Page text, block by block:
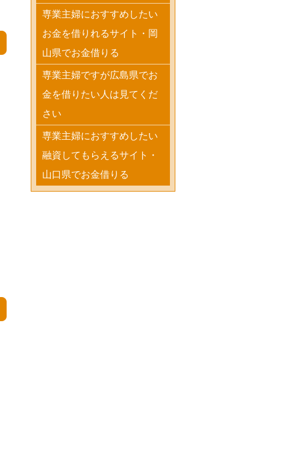
専業主婦におすすめしたい
お金を借りれるサイト・岡
山県でお金借りる
専業主婦ですが広島県でお
金を借りたい人は見てくだ
さい
専業主婦におすすめしたい
融資してもらえるサイト・
山口県でお金借りる